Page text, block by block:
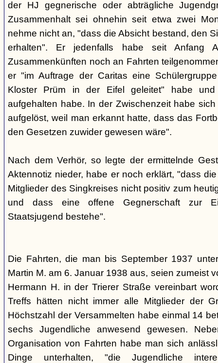
der HJ gegnerische oder abträgliche
Zusammenhalt sei ohnehin seit etwa zwei
nehme nicht an, "dass die Absicht bestand, den
erhalten". Er jedenfalls habe seit Anfang
Zusammenkünften noch an Fahrten
er "im Auftrage der Caritas eine
Kloster Prüm in der Eifel geleitet" habe
aufgehalten habe. In der Zwischenzeit habe
aufgelöst, weil man erkannt hatte, dass das
den Gesetzen zuwider gewesen wäre".
Nach dem Verhör, so legte der ermittelnde
Aktennotiz nieder, habe er noch erklärt, "dass
Mitglieder des Singkreises nicht positiv zum
und dass eine offene Gegnerschaft zur
Staatsjugend bestehe".
Die Fahrten, die man bis September 1937
Martin M. am 6. Januar 1938 aus, seien zumeist
Hermann H. in der Trierer Straße vereinbart
Treffs hätten nicht immer alle Mitglieder der
Höchstzahl der Versammelten habe einmal 14
sechs Jugendliche anwesend gewesen.
Organisation von Fahrten habe man sich
Dinge unterhalten, "die Jugendliche